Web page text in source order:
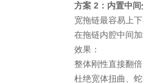
方案 2：内置中
宽拖链最容易 上
在拖链内腔中间加
效果：
整体刚性直接翻倍
杜绝宽体扭曲、